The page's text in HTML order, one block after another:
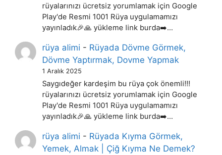
rüyalarınızı ücretsiz yorumlamak için Google
Play'de Resmi 1001 Rüya uygulamamızı
yayınladık🎉🙏 yükleme link burda➡️…
rüya alimi - Rüyada Dövme Görmek,
Dövme Yaptırmak, Dovme Yapmak
1 Aralık 2025
Saygıdeğer kardeşim bu rüya çok önemli!!!
rüyalarınızı ücretsiz yorumlamak için Google
Play'de Resmi 1001 Rüya uygulamamızı
yayınladık🎉🙏 yükleme link burda➡️…
rüya alimi - Rüyada Kıyma Görmek,
Yemek, Almak | Çiğ Kıyma Ne Demek?